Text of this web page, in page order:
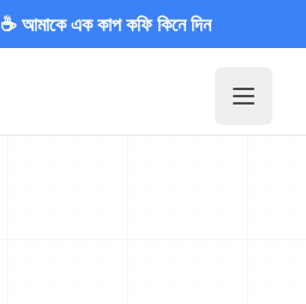
☕ আমাকে এক কাপ কফি কিনে দিন